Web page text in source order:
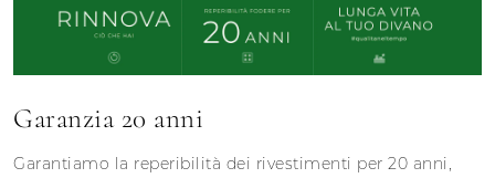
Garanzia 20 anni
Garantiamo la reperibilità dei rivestimenti per 20 anni,